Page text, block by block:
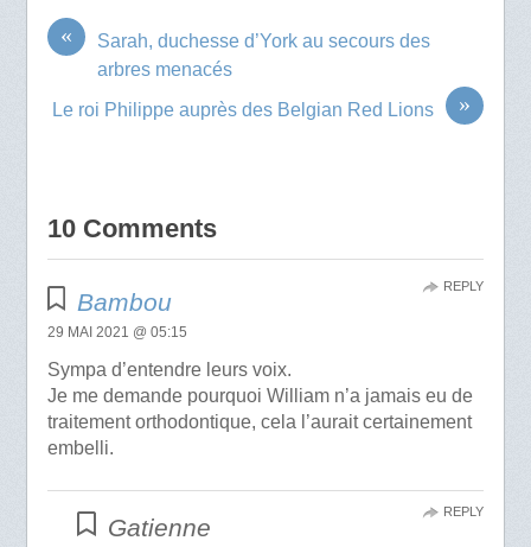
«
Sarah, duchesse d’York au secours des
arbres menacés
»
Le roi Philippe auprès des Belgian Red Lions
10 Comments
Bambou
29 MAI 2021 @ 05:15
Sympa d’entendre leurs voix.
Je me demande pourquoi William n’a jamais eu de
traitement orthodontique, cela l’aurait certainement
embelli.
REPLY
Gatienne
REPLY